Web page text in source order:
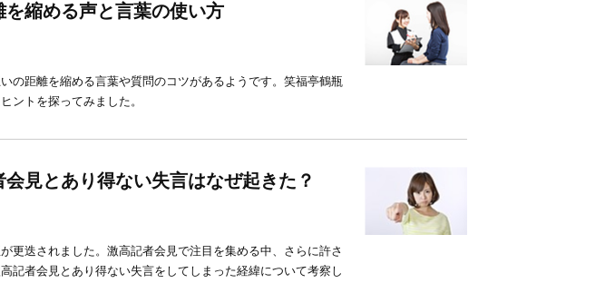
縮める声と言葉の使い方
の距離を縮める言葉や質問のコツがあるようです。笑福亭鶴瓶
ントを探ってみました。
見とあり得ない失言はなぜ起きた？
更迭されました。激高記者会見で注目を集める中、さらに許さ
記者会見とあり得ない失言をしてしまった経緯について考察し